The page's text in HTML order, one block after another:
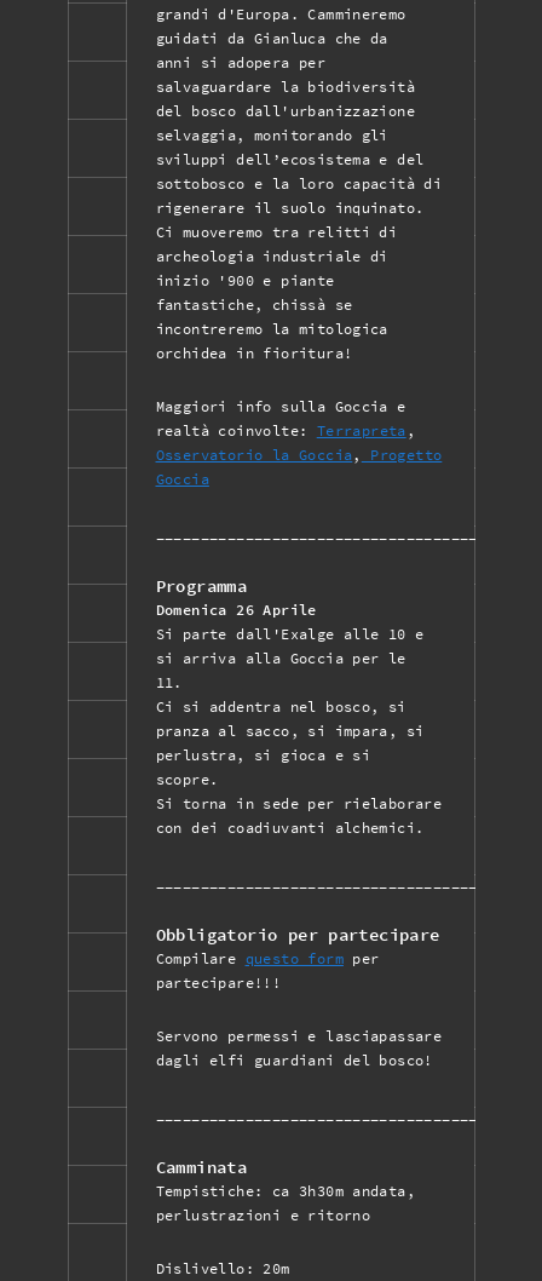
grandi d'Europa. Cammineremo
guidati da Gianluca che da
anni si adopera per
salvaguardare la biodiversità
del bosco dall'urbanizzazione
selvaggia, monitorando gli
sviluppi dell’ecosistema e del
sottobosco e la loro capacità di
rigenerare il suolo inquinato.
Ci muoveremo tra relitti di
archeologia industriale di
inizio '900 e piante
fantastiche, chissà se
incontreremo la mitologica
orchidea in fioritura!
Maggiori info sulla Goccia e
realtà coinvolte: Terrapreta ,
Osservatorio la Goccia,
Progetto
Goccia
Programma
Domenica 26 Aprile
Si parte dall'Exalge alle 10 e
si arriva alla Goccia per le
11.
Ci si addentra nel bosco, si
pranza al sacco, si impara, si
perlustra, si gioca e si
scopre.
Si torna in sede per rielaborare
con dei coadiuvanti alchemici.
Obbligatorio per partecipare
Compilare questo formper
partecipare!!!
Servono permessi e lasciapassare
dagli elfi guardiani del bosco!
Camminata
Tempistiche: ca 3h30m andata,
perlustrazioni e ritorno
Dislivello: 20m